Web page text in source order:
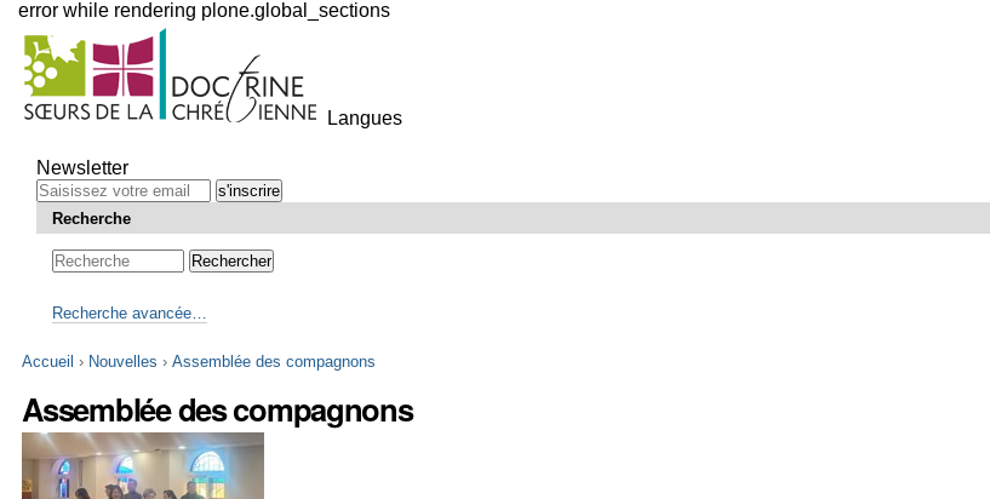
error while rendering plone.global_sections
Outils
personnels
Langues
au
contenu.
Aller
Newsletter
Recherche
Recherche avancée…
Accueil › Nouvelles ›Assemblée des compagnons
Assemblée des compagnons